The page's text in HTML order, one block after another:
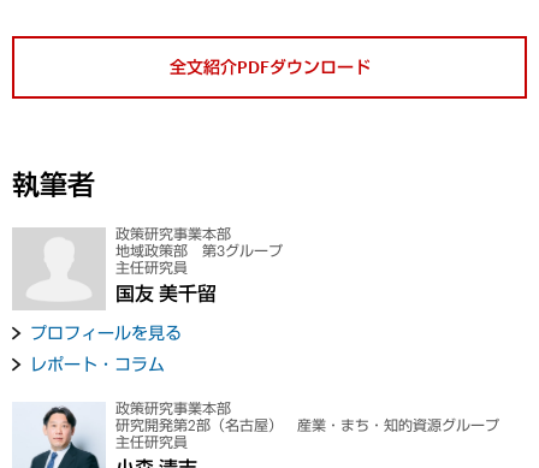
全文紹介PDFダウンロード
執筆者
政策研究事業本部
地域政策部 第3グループ
主任研究員
国友 美千留
プロフィールを見る
レポート・コラム
政策研究事業本部
研究開発第2部（名古屋） 産業・まち・知的資源グループ
主任研究員